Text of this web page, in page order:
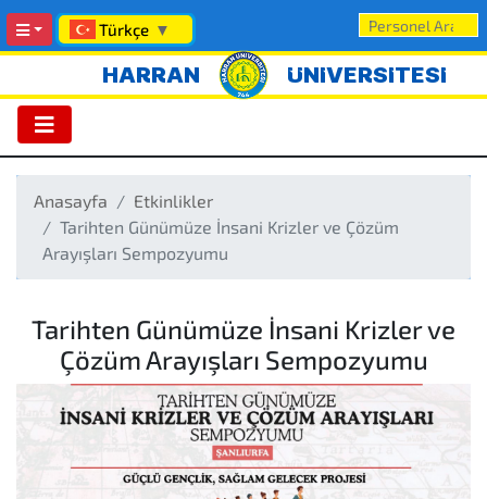
Türkçe ▼
HARRAN ÜNİVERSİTESİ
Anasayfa
Etkinlikler
Tarihten Günümüze İnsani Krizler ve Çözüm
Arayışları Sempozyumu
Tarihten Günümüze İnsani Krizler ve
Çözüm Arayışları Sempozyumu